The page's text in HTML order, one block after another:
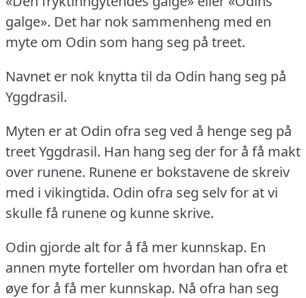
galge». Det har nok sammenheng med en
myte om Odin som hang seg på treet.
Navnet er nok knytta til da Odin hang seg på
Yggdrasil.
Myten er at Odin ofra seg ved å henge seg på
treet Yggdrasil. Han hang seg der for å få makt
over runene. Runene er bokstavene de skreiv
med i vikingtida. Odin ofra seg selv for at vi
skulle få runene og kunne skrive.
Odin gjorde alt for å få mer kunnskap. En
annen myte forteller om hvordan han ofra et
øye for å få mer kunnskap. Nå ofra han seg